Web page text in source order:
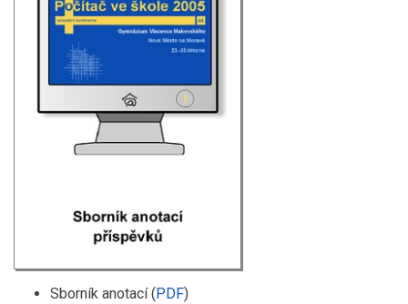
Sborník anotací (PDF)